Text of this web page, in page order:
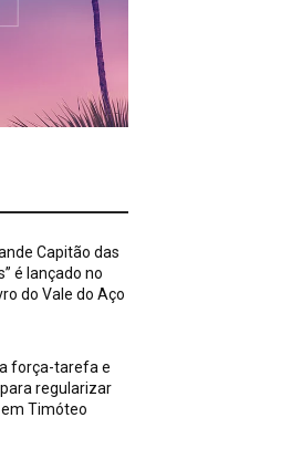
Capitão das
é lançado no
do Vale do Aço
força-tarefa e
regularizar
Timóteo